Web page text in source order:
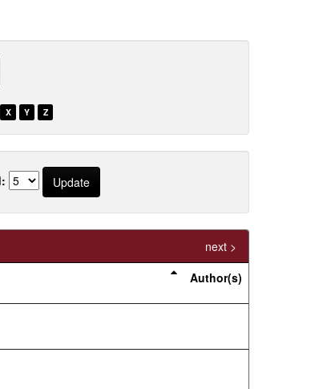
X Y Z
next >
Author(s)